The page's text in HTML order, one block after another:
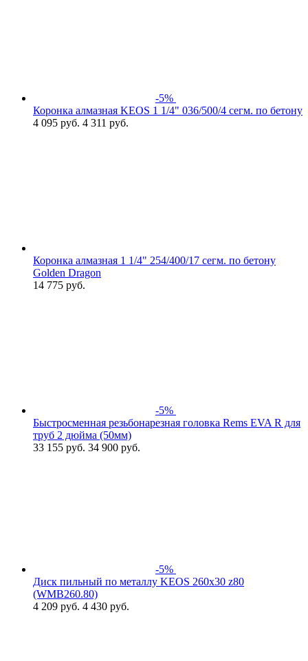
-5%
Коронка алмазная KEOS 1 1/4" 036/500/4 сегм. по бетону
4 095 руб. 4 311 руб.
Коронка алмазная 1 1/4" 254/400/17 сегм. по бетону
Golden Dragon
14 775 руб.
-5%
Быстросменная резьбонарезная головка Rems EVA R для
труб 2 дюйма (50мм)
33 155 руб. 34 900 руб.
-5%
Диск пильный по металлу KEOS 260x30 z80
(WMB260.80)
4 209 руб. 4 430 руб.